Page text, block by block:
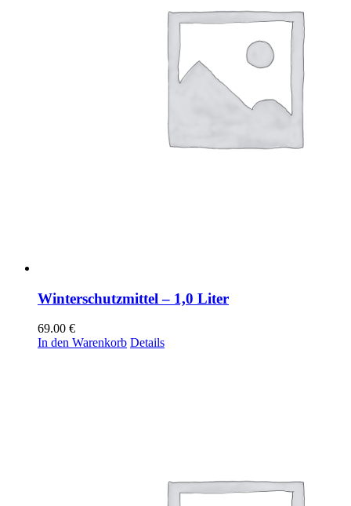
Winterschutzmittel – 1,0 Liter
69.00 €
In den Warenkorb Details